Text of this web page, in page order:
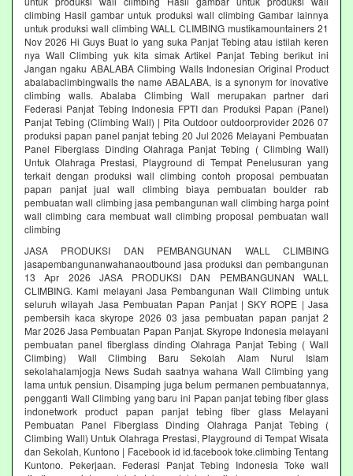
climbing Hasil gambar untuk produksi wall climbing Gambar lainnya
untuk produksi wall climbing WALL CLIMBING mustikamountainers 21
Nov 2026 Hi Guys Buat lo yang suka Panjat Tebing atau istilah keren
nya Wall Climbing yuk kita simak Artikel Panjat Tebing berikut ini
Jangan ngaku ABALABA Climbing Walls Indonesian Original Product
abalabaclimbingwalls the name ABALABA, is a synonym for inovative
climbing walls. Abalaba Climbing Wall merupakan partner dari
Federasi Panjat Tebing Indonesia FPTI dan Produksi Papan (Panel)
Panjat Tebing (Climbing Wall) | Pita Outdoor outdoorprovider 2026 07
produksi papan panel panjat tebing 20 Jul 2026 Melayani Pembuatan
Panel Fiberglass Dinding Olahraga Panjat Tebing ( Climbing Wall)
Untuk Olahraga Prestasi, Playground di Tempat Penelusuran yang
terkait dengan produksi wall climbing contoh proposal pembuatan
papan panjat jual wall climbing biaya pembuatan boulder rab
pembuatan wall climbing jasa pembangunan wall climbing harga point
wall climbing cara membuat wall climbing proposal pembuatan wall
climbing
JASA PRODUKSI DAN PEMBANGUNAN WALL CLIMBING
jasapembangunanwahanaoutbound jasa produksi dan pembangunan
13 Apr 2026 JASA PRODUKSI DAN PEMBANGUNAN WALL
CLIMBING. Kami melayani Jasa Pembangunan Wall Climbing untuk
seluruh wilayah Jasa Pembuatan Papan Panjat | SKY ROPE | Jasa
pembersih kaca skyrope 2026 03 jasa pembuatan papan panjat 2
Mar 2026 Jasa Pembuatan Papan Panjat. Skyrope Indonesia melayani
pembuatan panel fiberglass dinding Olahraga Panjat Tebing ( Wall
Climbing) Wall Climbing Baru Sekolah Alam Nurul Islam
sekolahalamjogja News Sudah saatnya wahana Wall Climbing yang
lama untuk pensiun. Disamping juga belum permanen pembuatannya,
pengganti Wall Climbing yang baru ini Papan panjat tebing fiber glass
indonetwork product papan panjat tebing fiber glass Melayani
Pembuatan Panel Fiberglass Dinding Olahraga Panjat Tebing (
Climbing Wall) Untuk Olahraga Prestasi, Playground di Tempat Wisata
dan Sekolah, Kuntono | Facebook id id.facebook toke.climbing Tentang
Kuntono. Pekerjaan. Federasi Panjat Tebing Indonesia Toke wall